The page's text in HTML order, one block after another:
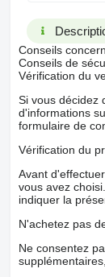
Conseils
Conseils de
Vérification du
Si vous décidez
d'informations
formulaire de
Vérification du
Avant
vous avez
indiquer la
N'achetez pas
Ne consentez